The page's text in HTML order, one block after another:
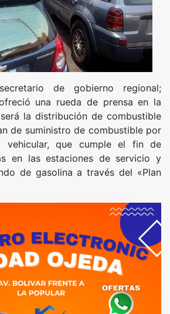
de gobierno regional;
una rueda de prensa en la
la distribución de combustible
de suministro de combustible por
vehicular, que cumple el fin de
en las estaciones de servicio y
de gasolina a través del «Plan